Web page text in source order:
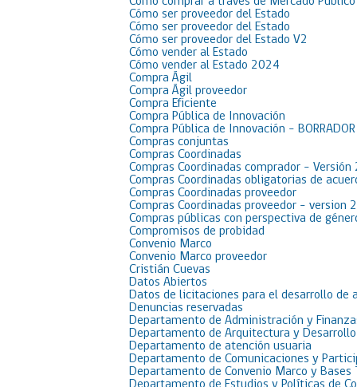
Cómo ser proveedor del Estado
Cómo ser proveedor del Estado
Cómo ser proveedor del Estado V2
Cómo vender al Estado
Cómo vender al Estado 2024
Compra Ágil
Compra Ágil proveedor
Compra Eficiente
Compra Pública de Innovación
Compra Pública de Innovación –
Compras conjuntas
Compras Coordinadas
Compras Coordinadas comprador – Versión
Compras Coordinadas obligatorias de
Compras Coordinadas proveedor
Compras Coordinadas proveedor – version
Compras públicas con perspectiva de
Compromisos de probidad
Convenio Marco
Convenio Marco proveedor
Cristián Cuevas
Datos Abiertos
Datos de licitaciones para el desarrollo de
Denuncias reservadas
Departamento de Administración y
Departamento de Arquitectura y
Departamento de atención usuaria
Departamento de Comunicaciones y
Departamento de Convenio Marco y Bases